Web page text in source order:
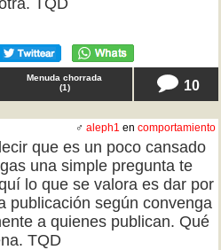
TQD
Menuda chorrada
(1) 10
♂ aleph1 en comportamiento
que es un poco cansado
una simple pregunta te
lo que se valora es dar por
publicación según convenga
a quienes publican. Qué
TQD